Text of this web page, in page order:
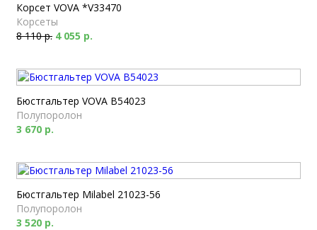
Корсет VOVA *V33470
Корсеты
8 110 р. 4 055 р.
Бюстгальтер VOVA B54023
Полупоролон
3 670 р.
Бюстгальтер Milabel 21023-56
Полупоролон
3 520 р.